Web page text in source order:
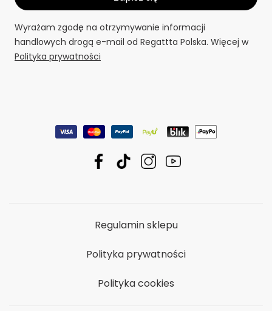
Wyrażam zgodę na otrzymywanie informacji
handlowych drogą e-mail od Regattta Polska. Więcej w
Polityka prywatności
Regulamin sklepu
Polityka prywatności
Polityka cookies